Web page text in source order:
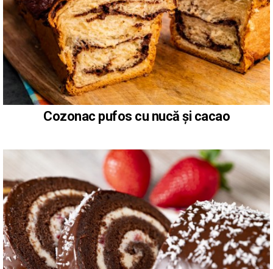
Cozonac pufos cu nucă și cacao